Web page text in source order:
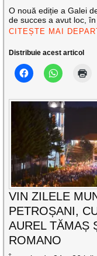
O nouă ediție a Galei
de succes a avut loc,
CITEȘTE MAI
Distribuie acest articol
VIN ZILELE
PETROȘANI,
AUREL TĂMAȘ
ROMANO